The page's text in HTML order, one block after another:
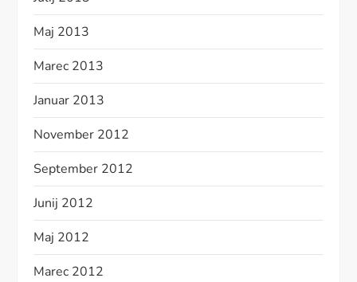
Maj 2013
Marec 2013
Januar 2013
November 2012
September 2012
Junij 2012
Maj 2012
Marec 2012